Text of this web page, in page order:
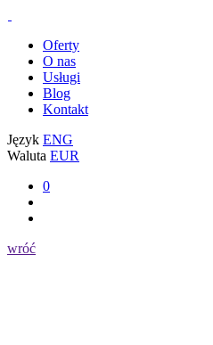
Oferty
O nas
Usługi
Blog
Kontakt
Język ENG
Waluta EUR
0
wróć